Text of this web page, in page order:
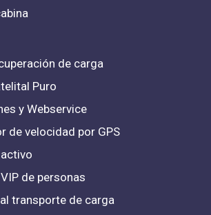
de carga
Puro
y Webservice
de velocidad por GPS
de personas
transporte de carga